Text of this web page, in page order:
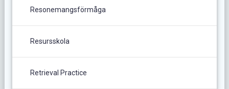
Resonemangsförmåga
Resursskola
Retrieval Practice